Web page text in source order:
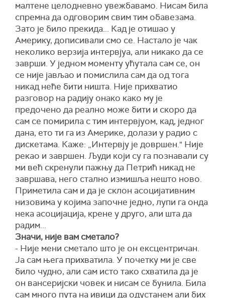
малтене целодневно увежбавамо. Нисам била
спремна да одговорим свим тим обавезама.
Зато је било прекида... Кад је отишао у
Америку, дописивали смо се. Настало је чак
неколико верзија интервјуа, али никако да се
заврши. У једном моменту ућутала сам се, он
се није јављао и помислила сам да од тога
никад неће бити ништа. Није прихватио
разговор на радију онако како му је
предочено да реално може бити и скоро да
сам се помирила с тим интервјуом, кад, једног
дана, ето ти га из Америке, долази у радио с
дискетама. Каже: „Интервју је довршен." Није
рекао и завршен. Људи који су га познавали су
ми већ скренули пажњу да Петрић никад не
завршава, него стално измишља нешто ново.
Приметила сам и да је склон асоцијативним
низовима у којима започне једно, лупи га онда
нека асоцијација, крене у друго, али шта да
радим...
Значи, није вам сметало?
- Није мени сметало што је он ексцентричан.
Ја сам њега прихватила. У почетку ми је све
било чудно, али сам исто тако схватила да је
он вансеријски човек и нисам се бунила. Била
сам много пута на ивици да одустанем али бих